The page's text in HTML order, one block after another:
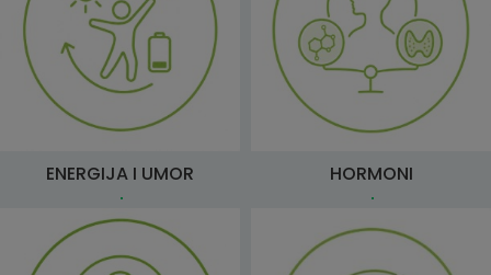
ENERGIJA I UMOR HORMONI